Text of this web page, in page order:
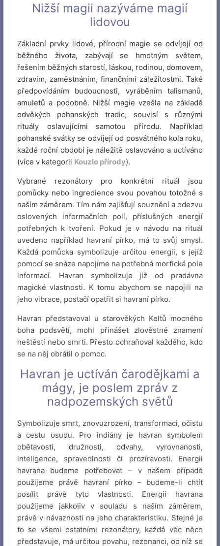
Nižší magii nazýváme magií
lidovou
Základní prvky lidové, přírodní magie se odvíjejí od
běžného života, zabývají se hmotným světem,
řešením běžných starostí, láskou, rodinou, domovem,
zdravím, zaměstnáním, finančními záležitostmi. Také
předpovídáním budoucnosti, vyráběním talismanů,
amuletů a podobně. Nižší magie vzešla na základě
odvěkých pohanských tradic, souvisí s různými
rituály oslavujícími samotou přírodu. Například
pohanské svátky se odvíjejí od posvátného kola roku,
každé roční období je náležitě oslavováno a uctíváno
(více v kategorii Kouzlo přírody).
Vybrané rezonátory pro konkrétní rituál jsou
pomůcky nebo ingredience svou povahou totožné s
naším záměrem. Tím nám zajišťují souznění a odezvu
oslovených informačních polí, příslušných energií
potřebných k tvoření. Pokud je v návodu na rituál
uvedeno například havraní pírko, má to svůj smysl.
Každá pomůcka symbolizuje určitou energii, s jejíž
pomocí se snáze napojíme na potřebná morfická pole
informací. Havran symbolizuje již od pradávna
magické vlastnosti. K tomu abychom se napojili na
jeho vibrace, postačí opatřit si havraní pírko.
Havran představoval u starověkých Keltů mocného
boha podsvětí, mohl přinášet zlověstné znamení
neštěstí nebo smrti. Přesto ochraňoval každého, kdo
se na něj obrátil o pomoc.
Havran je uctíván čarodějkami a
mágy, je poslem zpráv z
nadpozemských světů
Symbolizuje smrt, znovuzrození, transformaci, očistu
a cestu osudu. Pro indiány je havran symbolem
obětavosti, družnosti, odvahy, vyrovnanosti,
inteligence, spravedlnosti či prozíravosti. Energii
havrana budeme potřebovat – v našem případě
použijeme právě havraní pírko – budeme-li chtít
posílit právě tyto vlastnosti. Energii havrana
použijeme jakkoliv v souladu s naším záměrem,
právě v návaznosti na jeho charakteristiku. Stejné je
to se všemi ostatními rezonátory, každá věc něco
představuje, má určitou povahu, rezonanci, od níž se